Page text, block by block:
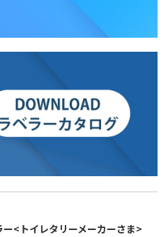
<トイレタリーメーカーさま>